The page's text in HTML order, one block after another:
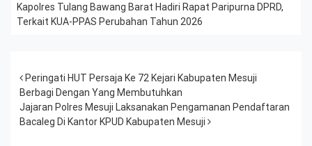
Kapolres Tulang Bawang Barat Hadiri Rapat Paripurna DPRD,
Terkait KUA-PPAS Perubahan Tahun 2026
Post navigation
Peringati HUT Persaja Ke 72 Kejari Kabupaten Mesuji
Berbagi Dengan Yang Membutuhkan
Jajaran Polres Mesuji Laksanakan Pengamanan Pendaftaran
Bacaleg Di Kantor KPUD Kabupaten Mesuji